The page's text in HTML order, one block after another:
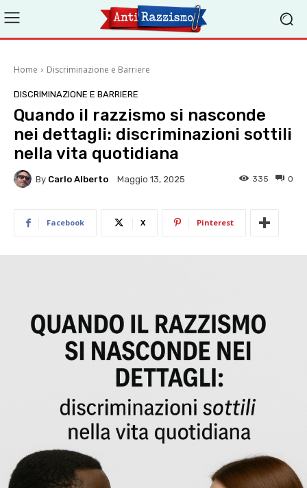
Home Discriminazione e Barriere
DISCRIMINAZIONE E BARRIERE
Quando il razzismo si nasconde
nei dettagli: discriminazioni sottili
nella vita quotidiana
By Carlo Alberto Maggio 13, 2025 0
335
Facebook X Pinterest